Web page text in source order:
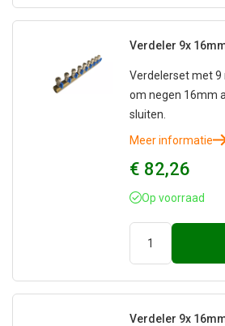
Verdeler 9x
Verdelerset met 9
om negen 16mm
sluiten.
Meer informatie
€ 82,26
Op voorraad
Verdeler 9x